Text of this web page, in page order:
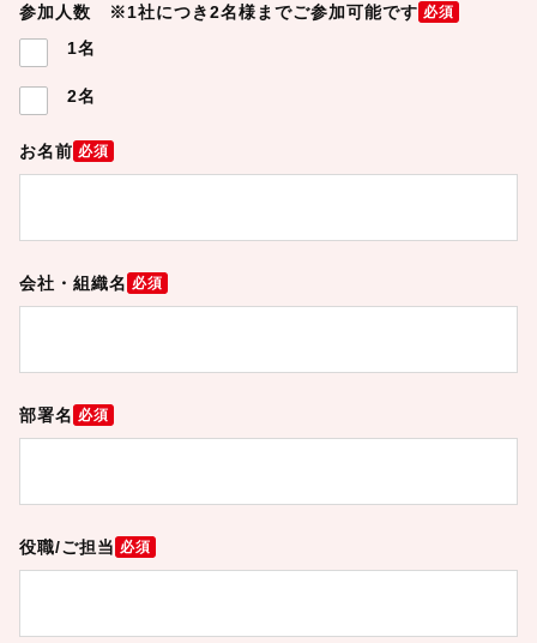
参加人数 ※1社につき2名様までご参加可能です 必須
1名
2名
お名前 必須
会社・組織名 必須
部署名 必須
役職/ご担当 必須